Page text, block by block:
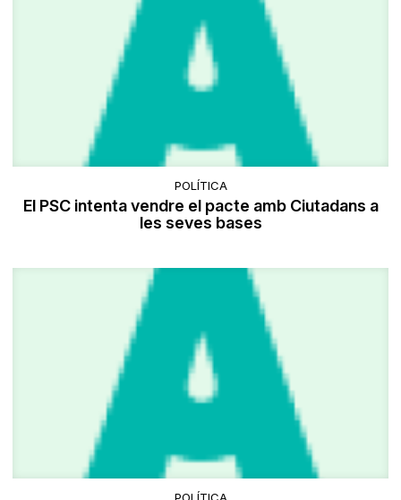
POLÍTICA
El PSC intenta vendre el pacte amb Ciutadans a
les seves bases